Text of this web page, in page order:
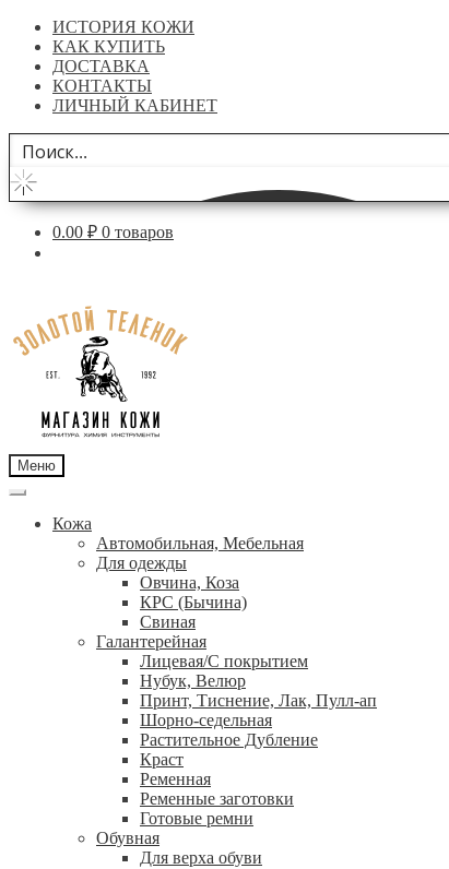
ИСТОРИЯ КОЖИ
КАК КУПИТЬ
ДОСТАВКА
КОНТАКТЫ
ЛИЧНЫЙ КАБИНЕТ
0.00 ₽ 0 товаров
навигации
содержимому
Меню
Кожа
Автомобильная, Мебельная
Для одежды
Овчина, Коза
КРС (Бычина)
Свиная
Галантерейная
Лицевая/С покрытием
Нубук, Велюр
Принт, Тиснение, Лак, Пулл-ап
Шорно-седельная
Растительное Дубление
Краст
Ременная
Ременные заготовки
Готовые ремни
Обувная
Для верха обуви